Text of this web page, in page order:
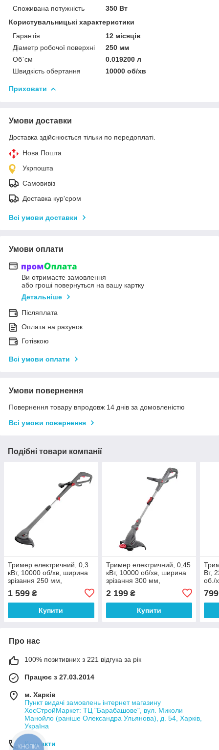
Споживана потужність
350 Вт
Користувальницькі характеристики
Гарантія
12 місяців
Діаметр робочої поверхні
250 мм
Об`єм
0.019200 л
Швидкість обертання
10000 об/хв
Приховати
Умови доставки
Доставка здійснюється тільки по передоплаті.
Нова Пошта
Укрпошта
Самовивіз
Доставка кур'єром
Всі умови доставки
Умови оплати
Ви отримаєте замовлення
або гроші повернуться на вашу картку
Детальніше
Післяплата
Оплата на рахунок
Готівкою
Всі умови оплати
Умови повернення
Повернення товару впродовж 14 днів за домовленістю
Всі умови повернення
Подібні товари компанії
Тример електричний, 0,3
кВт, 10000 об/хв, ширина
зрізання 250 мм,
INTERTOOL DT-2253
1 599 ₴
Купити
Тример електричний, 0,45
кВт, 10000 об/хв, ширина
зрізання 300 мм,
регулювання положення
головки INTERTOOL
2 199₴
Купити
Вт,
об./
799
Про нас
100% позитивних з 221 відгука за рік
Працює з 27.03.2014
м. Харків
Пункт видачі замовлень інтернет магазину
ХосСтройМаркет: ТЦ "Барабашове", вул. Миколи
Манойло (раніше Олександра Ульянова), д. 54, Харків,
Україна
Контакти
КНОПКА